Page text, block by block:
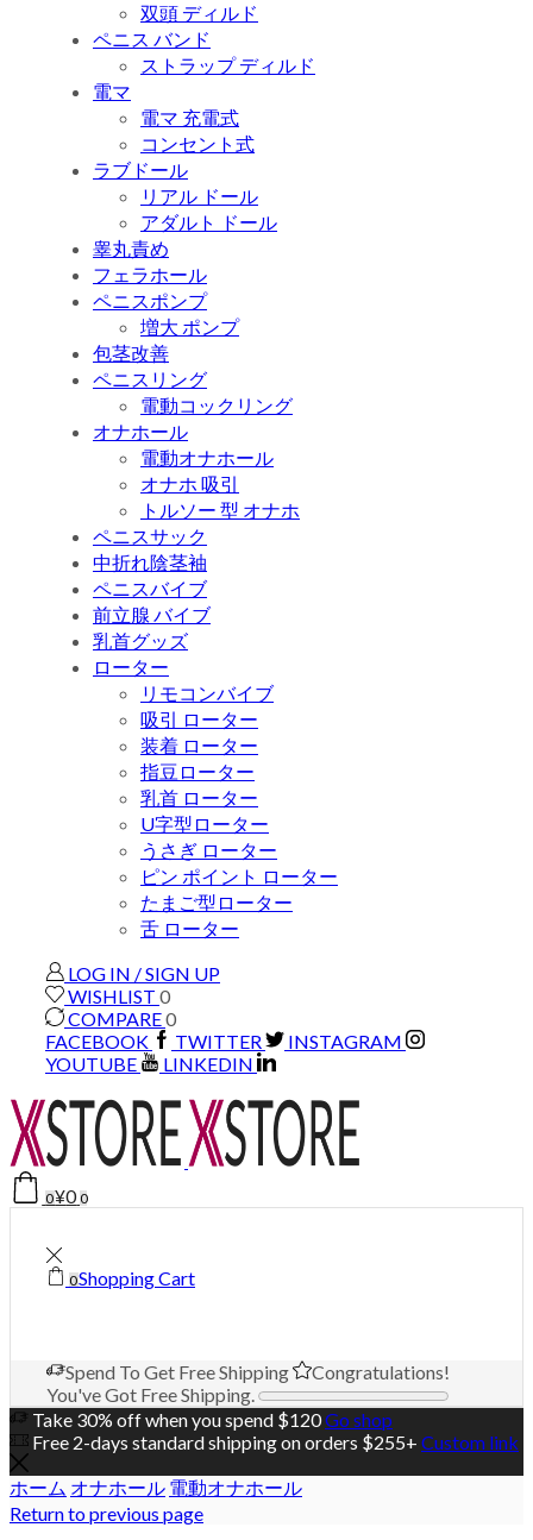
双頭 ディルド
ペニス バンド
ストラップ ディルド
電マ
電マ 充電式
コンセント式
ラブドール
リアル ドール
アダルト ドール
睾丸責め
フェラホール
ペニスポンプ
増大 ポンプ
包茎改善
ペニスリング
電動コックリング
オナホール
電動オナホール
オナホ 吸引
トルソー 型 オナホ
ペニスサック
中折れ陰茎袖
ペニスバイブ
前立腺 バイブ
乳首グッズ
ローター
リモコンバイブ
吸引 ローター
装着 ローター
指豆ローター
乳首 ローター
U字型ローター
うさぎ ローター
ピン ポイント ローター
たまご型ローター
舌 ローター
LOG IN / SIGN UP
WISHLIST 0
COMPARE0
FACEBOOK
TWITTER
INSTAGRAM
YOUTUBE
LINKEDIN
0¥0 0
0Shopping Cart
Spend To Get Free Shipping
Congratulations!
You've Got Free Shipping.
Take 30% off when you spend $120Go shop
Free 2-days standard shipping on orders $255+ Custom link
ホーム オナホール 電動オナホール
Return to previous page